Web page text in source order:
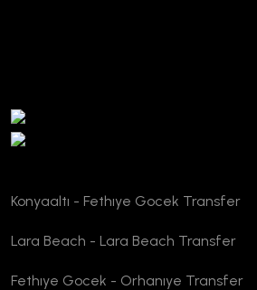
Konyaaltı - Fethıye Gocek Transfer
Lara Beach - Lara Beach Transfer
Fethıye Gocek - Orhanıye Transfer